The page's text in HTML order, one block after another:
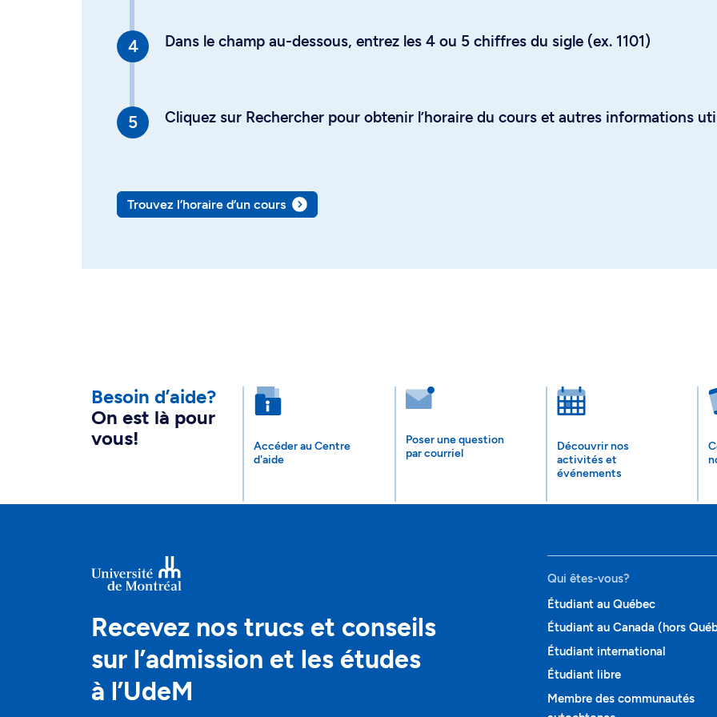
Dans le champ au-dessous, entrez les 4 ou 5 chiffres du sigle (ex. 1101)
Cliquez sur Rechercher pour obtenir l’horaire du cours et autres informations
Trouvez l’horaire d’un cours
Besoin d’aide?
On est là pour
vous!
Accéder au Centre
d'aide
Poser une question
par courriel
Découvrir nos
activités et
événements
Recevez nos trucs et conseils
sur l’admission et les études
à l’UdeM
Qui êtes-vous?
Étudiant au Québec
Étudiant au Canada (hors
Étudiant international
Étudiant libre
Membre des communautés